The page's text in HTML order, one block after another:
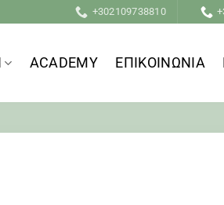
+302109738810
ACADEMY ΕΠΙΚΟΙΝΩΝΙΑ